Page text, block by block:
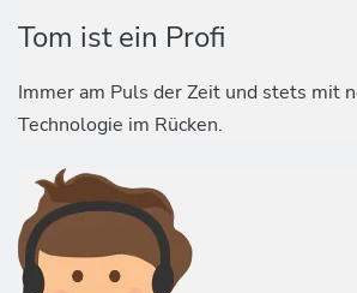
Tom ist ein Profi
Immer am Puls der Zeit und stets mit
Technologie im Rücken.